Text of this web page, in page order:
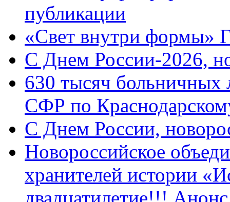
публикации
«Свет внутри формы»
C Днем России-2026,
630 тысяч больничных
СФР по
C Днем России,
Новороссийское
хранителей истории
двадцатилетие!!!